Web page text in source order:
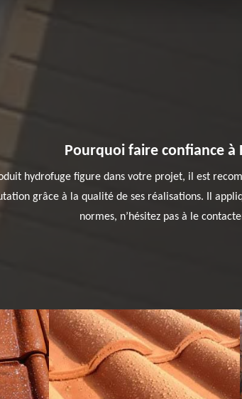
Pourquoi faire confiance
hydrofuge figure dans votre projet, il est
grâce à la qualité de ses réalisations. Il
normes, n’hésitez pas à le